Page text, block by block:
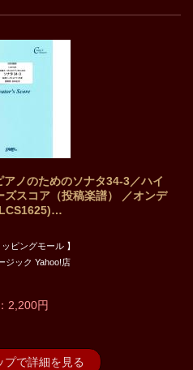
ノのためのソナタ34-3／ハイ
スコア（投稿楽譜） ／オンデ
ッピングモール 】
ジック Yahoo!店
2,200円
プで詳細を見る